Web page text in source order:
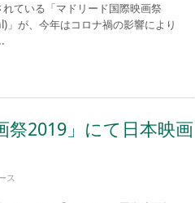
ている「マドリード国際映画祭
が、今年はコロナ禍の影響により
祭2019」にて日本映画
ス